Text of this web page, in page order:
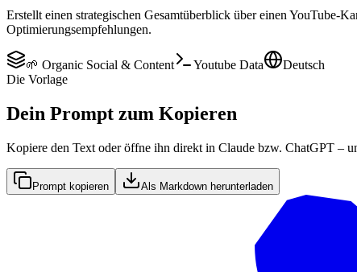
Erstellt einen strategischen Gesamtüberblick über einen YouTube-
Optimierungsempfehlungen.
🌱 Organic Social & Content Youtube Data
Deutsch
Die Vorlage
Dein Prompt zum Kopieren
Kopiere den Text oder öffne ihn direkt in Claude bzw. ChatGPT –
Prompt kopieren Als Markdown herunterladen